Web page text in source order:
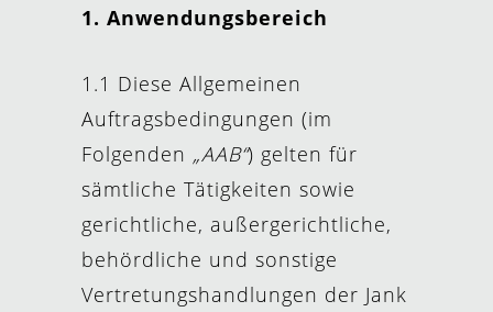
1. Anwendungsbereich
1.1 Diese Allgemeinen
Auftragsbedingungen (im
Folgenden „AAB“) gelten für
sämtliche Tätigkeiten sowie
gerichtliche, außergerichtliche,
behördliche und sonstige
Vertretungshandlungen der Jank